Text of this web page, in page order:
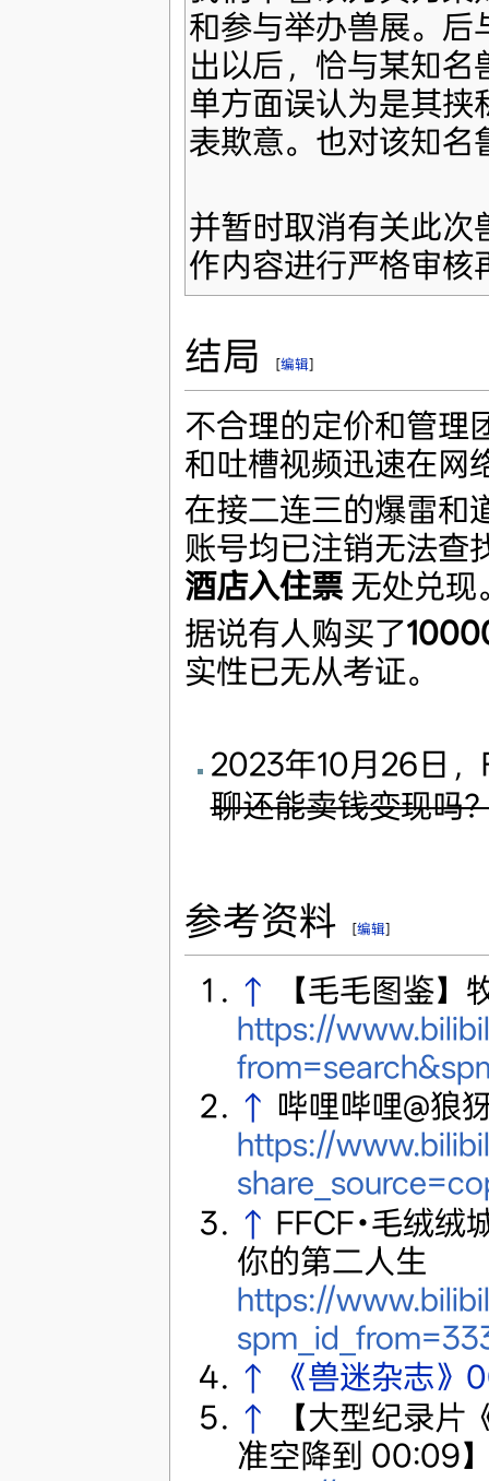
和参与举办兽展。后
出以后，恰与某知名
单方面误认为是其挟
表欺意。也对该知名
并暂时取消有关此次
作内容进行严格审核
结局 [编辑]
不合理的定价和管理
和吐槽视频迅速在网
在接二连三的爆雷和
账号均已注销无法查
酒店入住票无处兑现
据说有人购买了
实性已无从考证。
2023年10月26日
聊还能卖钱变现吗
参考资料 [编辑]
↑
【毛毛图鉴】
https://
↑ 哔哩哔哩@狼
https://
↑ FFCF•毛绒绒
你的第二人生
https://
↑
《兽迷杂志》
↑
【大型纪录
准空降到 00:09